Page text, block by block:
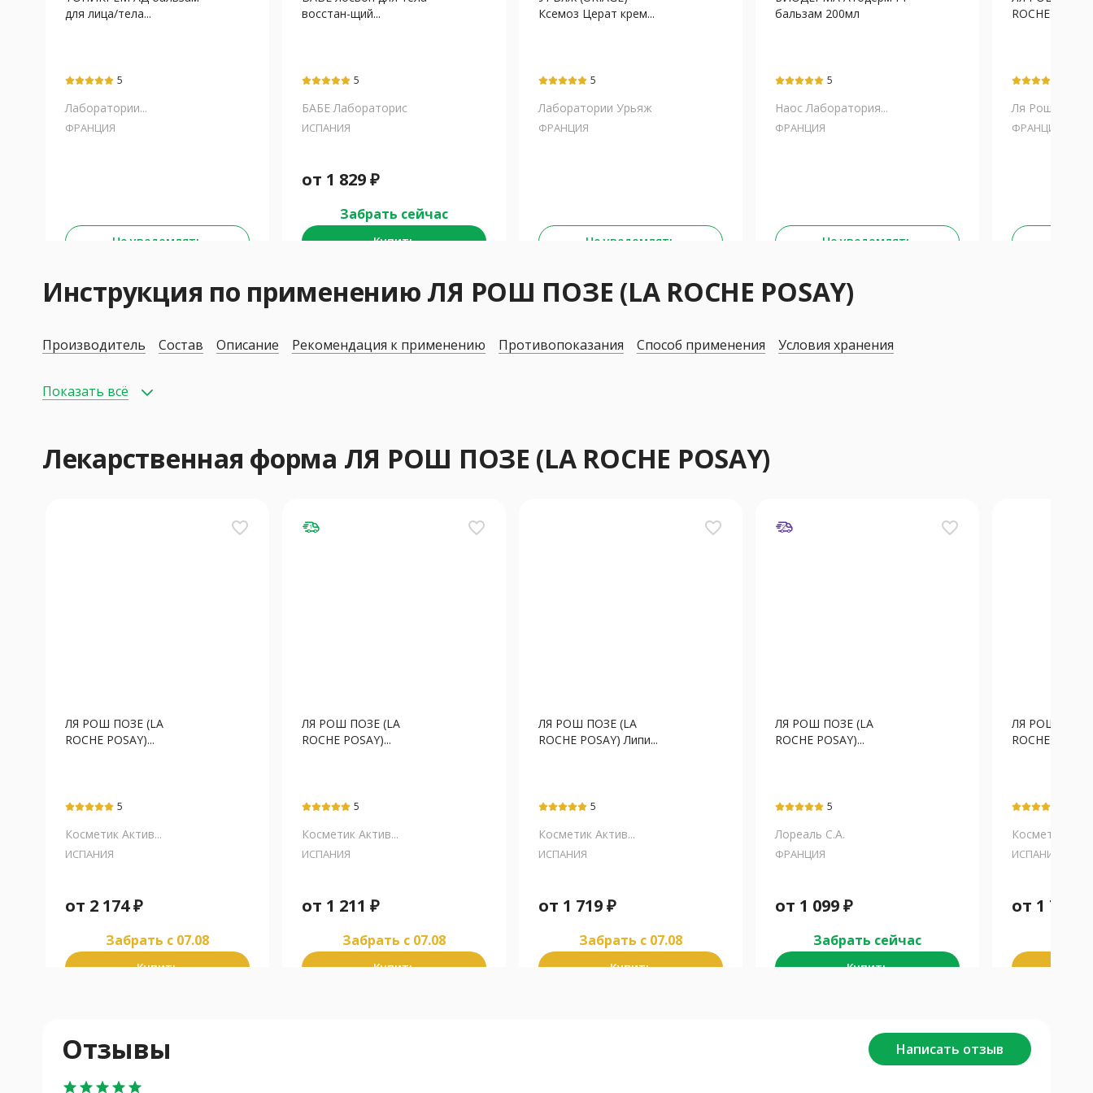
для лица/тела...
5
Лаборатории...
ФРАНЦИЯ
Не уведомлять
восстан-щий...
5
БАБЕ Лабораторис
ИСПАНИЯ
от 1 829₽
Забрать сейчас
Купить
Ксемоз Церат крем...
5
Лаборатории Урьяж
ФРАНЦИЯ
Не уведомлять
бальзам 200мл
5
Наос Лаборатория...
ФРАНЦИЯ
Не уведомлять
ROCHE
Ля Рош Позе
ФРАНЦИЯ
Инструкция по применению ЛЯ РОШ ПОЗЕ (LA ROCHE POSAY)
Производитель Состав Описание Рекомендация к применению Противопоказания Способ применения Условия хранения
Показать всё
Лекарственная форма ЛЯ РОШ ПОЗЕ (LA ROCHE POSAY)
favorite_border
ЛЯ РОШ ПОЗЕ (LA
ROCHE POSAY)...
5
Косметик Актив...
ИСПАНИЯ
от 2 174₽
Забрать c 07.08
Купить
favorite_border
ЛЯ РОШ ПОЗЕ (LA
ROCHE POSAY)...
5
Косметик Актив...
ИСПАНИЯ
от 1 211 ₽
Забрать c 07.08
Купить
favorite_border
ЛЯ РОШ ПОЗЕ (LA
ROCHE POSAY) Липи...
5
Косметик Актив...
ИСПАНИЯ
от 1 719₽
Забрать c 07.08
Купить
favorite_border
ЛЯ РОШ ПОЗЕ (LA
ROCHE POSAY)...
5
Лореаль С.А.
ФРАНЦИЯ
от 1 099₽
Забрать сейчас
Купить
ЛЯ РОШ ПОЗЕ
ROCHE
Косметик
ИСПАНИЯ
от 1 739
Отзывы Написать отзыв
star star star star star